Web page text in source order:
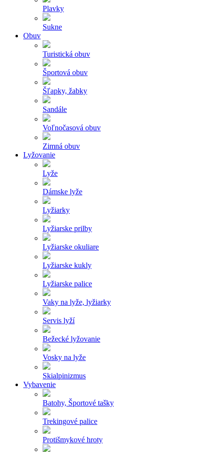
Plavky
Sukne
Obuv
Turistická obuv
Športová obuv
Šľapky, žabky
Sandále
Voľnočasová obuv
Zimná obuv
Lyžovanie
Lyže
Dámske lyže
Lyžiarky
Lyžiarske prilby
Lyžiarske okuliare
Lyžiarske kukly
Lyžiarske palice
Vaky na lyže, lyžiarky
Servis lyží
Bežecké lyžovanie
Vosky na lyže
Skialpinizmus
Vybavenie
Batohy, Športové tašky
Trekingové palice
Protišmykové hroty